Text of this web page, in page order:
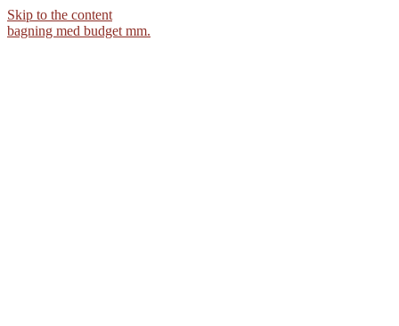
Skip to the content
bagning med budget mm.